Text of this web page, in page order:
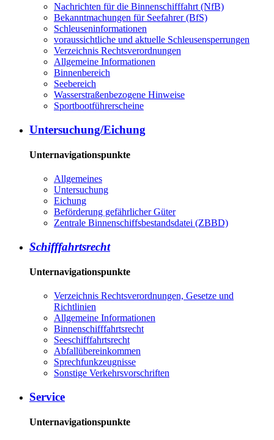
Nachrichten für die Binnenschifffahrt (NfB)
Bekanntmachungen für Seefahrer (BfS)
Schleuseninformationen
voraussichtliche und aktuelle Schleusensperrungen
Verzeichnis Rechtsverordnungen
Allgemeine Informationen
Binnenbereich
Seebereich
Wasserstraßenbezogene Hinweise
Sportbootführerscheine
Untersuchung/Eichung
Unternavigationspunkte
Allgemeines
Untersuchung
Eichung
Beförderung gefährlicher Güter
Zentrale Binnenschiffsbestandsdatei (ZBBD)
Schifffahrtsrecht
Unternavigationspunkte
Verzeichnis Rechtsverordnungen, Gesetze und
Richtlinien
Allgemeine Informationen
Binnenschifffahrtsrecht
Seeschifffahrtsrecht
Abfallübereinkommen
Sprechfunkzeugnisse
Sonstige Verkehrsvorschriften
Service
Unternavigationspunkte